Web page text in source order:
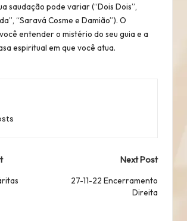
saudação pode variar (“Dois Dois”,
“Saravá Cosme e Damião”). O
entender o mistério do seu guia e a
espiritual em que você atua.
Next Post
27-11-22 Encerramento
Direita